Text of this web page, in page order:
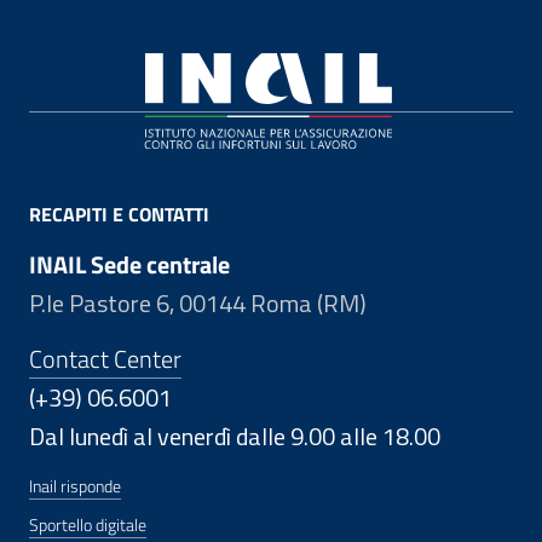
RECAPITI E CONTATTI
INAIL Sede centrale
P.le Pastore 6, 00144 Roma (RM)
Contact Center
(+39) 06.6001
Dal lunedì al venerdì dalle 9.00 alle 18.00
Inail risponde
Sportello digitale